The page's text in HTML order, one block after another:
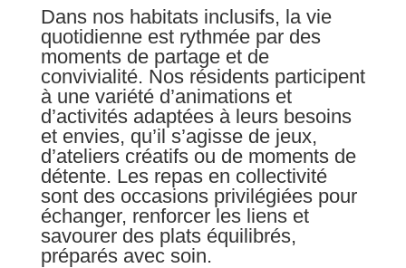
Dans nos habitats inclusifs, la vie
quotidienne est rythmée par des
moments de partage et de
convivialité. Nos résidents participent
à une variété d’animations et
d’activités adaptées à leurs besoins
et envies, qu’il s’agisse de jeux,
d’ateliers créatifs ou de moments de
détente. Les repas en collectivité
sont des occasions privilégiées pour
échanger, renforcer les liens et
savourer des plats équilibrés,
préparés avec soin.